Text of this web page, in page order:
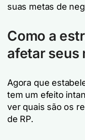
suas metas de
Como a
afetar seus
Agora que
tem um efeito
ver quais são os
de RP.